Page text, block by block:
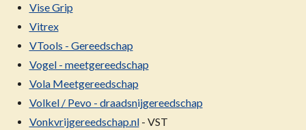
Vise Grip
Vitrex
VTools - Gereedschap
Vogel - meetgereedschap
Vola Meetgereedschap
Volkel / Pevo - draadsnijgereedschap
Vonkvrijgereedschap.nl- VST